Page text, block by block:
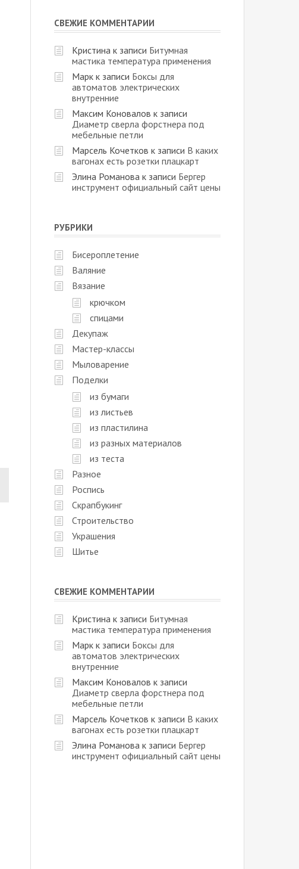
СВЕЖИЕ КОММЕНТАРИИ
Кристина к записи Битумная
мастика температура применения
Марк к записи Боксы для
автоматов электрических
внутренние
Максим Коновалов к записи
Диаметр сверла форстнера под
мебельные петли
Марсель Кочетков к записи В каких
вагонах есть розетки плацкарт
Элина Романова к записи Бергер
инструмент официальный сайт цены
РУБРИКИ
Бисероплетение
Валяние
Вязание
крючком
спицами
Декупаж
Мастер-классы
Мыловарение
Поделки
из бумаги
из листьев
из пластилина
из разных материалов
из теста
Разное
Роспись
Скрапбукинг
Строительство
Украшения
Шитье
СВЕЖИЕ КОММЕНТАРИИ
Кристина к записи Битумная
мастика температура применения
Марк к записи Боксы для
автоматов электрических
внутренние
Максим Коновалов к записи
Диаметр сверла форстнера под
мебельные петли
Марсель Кочетков к записи В каких
вагонах есть розетки плацкарт
Элина Романова к записи Бергер
инструмент официальный сайт цены